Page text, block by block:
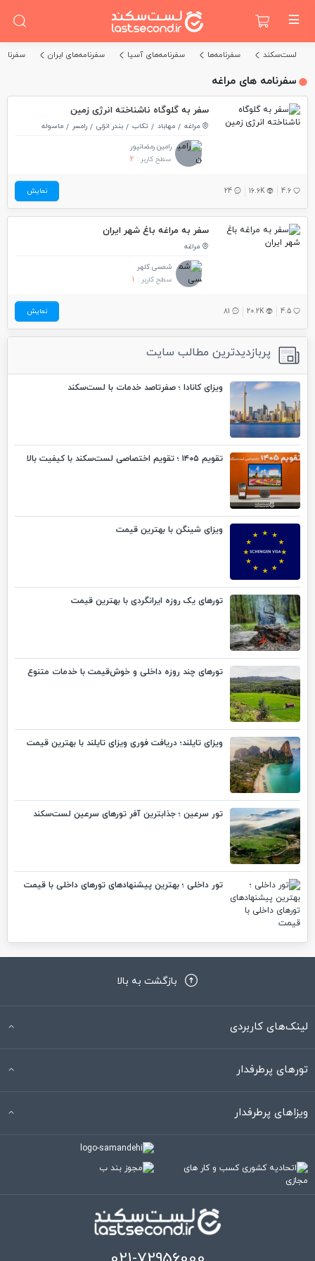
لست‌سکند سفرنامه‌ها سفرنامه‌های آسیا سفرنامه‌های ایران
سفرنامه های مراغه
سفر به گلوگاه ناشناخته انرژی زمین
مراغه مهاباد تکاب بندر انزلی رامسر
ماسوله
رامین رمضانپور
سطح کاربر : 2
4.6
16.6K
24 نمایش
سفر به مراغه باغ شهر ایران
مراغه
شمسی کلهر
سطح کاربر : 1
4.5
20.2K
81 نمایش
پربازدیدترین مطالب سایت
ویزای کانادا ؛ صفرتاصد خدمات با لست‌سکند
تقویم ۱۴۰۵ ؛ تقویم اختصاصی لست‌سکند با کیفیت بالا
ویزای شینگن با بهترین قیمت
تورهای یک روزه ایرانگردی با بهترین قیمت
تورهای چند روزه داخلی و خوش‌قیمت با خدمات متنوع
ویزای تایلند؛ دریافت فوری ویزای تایلند با بهترین قیمت
تور سرعین ؛ جذابترین آفر تورهای سرعین لست‌سکند
تور داخلی ؛ بهترین پیشنهادهای تورهای داخلی با قیمت
بازگشت به بالا
لینک‌های کاربردی
تورهای پرطرفدار
ویزاهای پرطرفدار